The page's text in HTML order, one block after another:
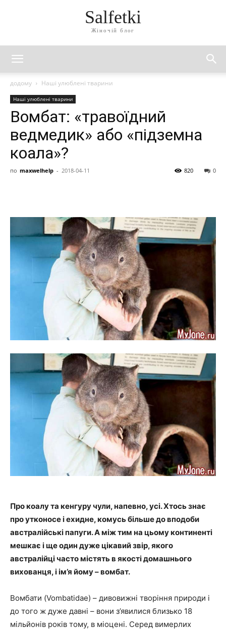
Salfetki
Жіночій блог
додому Наші улюблені тварини
Наші улюблені тварини
Вомбат: «травоїдний
ведмедик» або «підземна
коала»?
по maxwelhelp - 2018-04-11 0
820
Про коалу та кенгуру чули, напевно, усі. Хтось знає
про утконосе і ехидне, комусь більше до вподоби
австралійські папуги. А між тим на цьому континенті
мешкає і ще один дуже цікавий звір, якого
австралійці часто містять в якості домашнього
вихованця, і ім’я йому – вомбат.
Вомбати (Vombatidae) – дивовижні творіння природи і
до того ж дуже давні – вони з’явилися близько 18
мільйонів років тому, в міоцені. Серед вимерлих